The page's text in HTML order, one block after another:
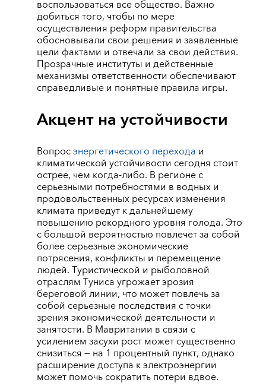
воспользоваться все общество. Важно
добиться того, чтобы по мере
осуществления реформ правительства
обосновывали свои решения и заявленные
цели фактами и отвечали за свои действия.
Прозрачные институты и действенные
механизмы ответственности обеспечивают
справедливые и понятные правила игры.
Акцент на устойчивости
Вопросэнергетического перехода и
климатической устойчивости сегодня стоит
острее, чем когда-либо. В регионе с
серьезными потребностями в водных и
продовольственных ресурсах изменения
климата приведут к дальнейшему
повышению рекордного уровня голода. Это
с большой вероятностью повлечет за собой
более серьезные экономические
потрясения, конфликты и перемещение
людей. Туристической и рыболовной
отраслям Туниса угрожает эрозия
береговой линии, что может повлечь за
собой серьезные последствия с точки
зрения экономической деятельности и
занятости. В Мавритании в связи с
усилением засухи рост может существенно
снизиться ― на 1 процентный пункт, однако
расширение доступа к электроэнергии
может помочь сократить потери вдвое.